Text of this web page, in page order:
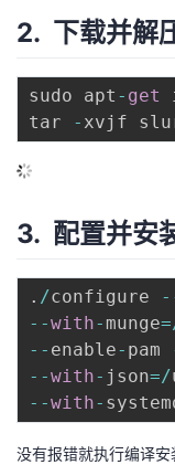
2. 下载并解
sudo apt - get
tar
- xvjf
3. 配置并安
. /configure
--with- munge=
-- enable- pam
--with- json=/
--with-
没有报错就执行编译安